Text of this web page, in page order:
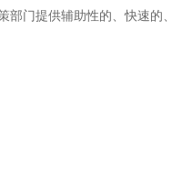
部门提供辅助性的、快速的